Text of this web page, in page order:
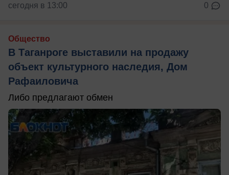
сегодня в 13:00 0
Общество
В Таганроге выставили на продажу
объект культурного наследия, Дом
Рафаиловича
Либо предлагают обмен